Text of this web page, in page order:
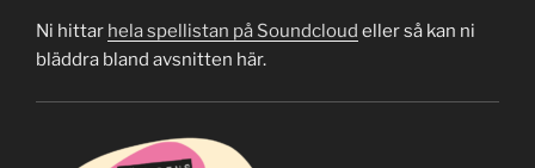
Ni hittar hela spellistan på Soundcloud eller så kan ni
bläddra bland avsnitten här.